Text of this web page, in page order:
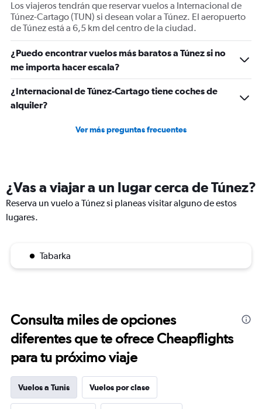
displaying
values.
Range:
0
to
1800.
Los viajeros tendrán que reservar vuelos a Internacional de
Túnez-Cartago (TUN) si desean volar a Túnez. El aeropuerto
de Túnez está a 6,5 km del centro de la ciudad.
¿Puedo encontrar vuelos más baratos a Túnez si no
me importa hacer escala?
¿Internacional de Túnez-Cartago tiene coches de
alquiler?
Ver más preguntas frecuentes
¿Vas a viajar a un lugar cerca de Túnez?
Reserva un vuelo a Túnez si planeas visitar alguno de estos
lugares.
Tabarka
Consulta miles de opciones
diferentes que te ofrece Cheapflights
para tu próximo viaje
Vuelos a Tunis Vuelos por clase